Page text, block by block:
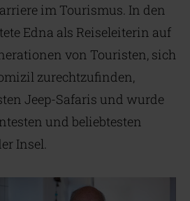
im Tourismus. In den
Edna als Reiseleiterin auf
von Touristen, sich
zurechtzufinden,
Jeep-Safaris und wurde
und beliebtesten
Insel.